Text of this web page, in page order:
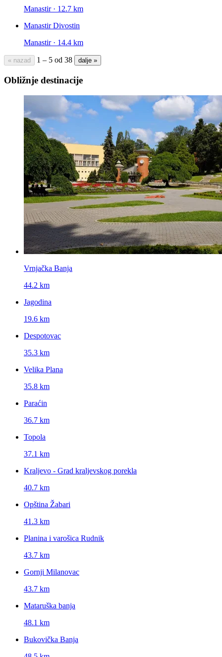
Manastir · 12.7 km
Manastir Divostin
Manastir · 14.4 km
« nazad 1 – 5 od 38 dalje »
Obližnje destinacije
Vrnjačka Banja
44.2 km
Jagodina
19.6 km
Despotovac
35.3 km
Velika Plana
35.8 km
Paraćin
36.7 km
Topola
37.1 km
Kraljevo - Grad kraljevskog porekla
40.7 km
Opština Žabari
41.3 km
Planina i varošica Rudnik
43.7 km
Gornji Milanovac
43.7 km
Mataruška banja
48.1 km
Bukovička Banja